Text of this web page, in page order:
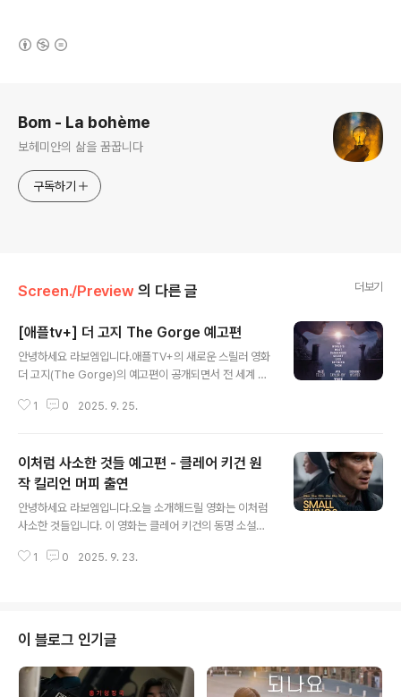
Bom - La bohème
보헤미안의 삶을 꿈꿉니다
구독하기
Screen./Preview 의 다른 글 더보기
[애플tv+] 더 고지 The Gorge 예고편
안녕하세요 라보엠입니다.애플TV+의 새로운 스릴러 영화
더 고지(The Gorge)의 예고편이 공개되면서 전 세계 영
발렌타인데이에 공개 예정인 이 작품은 스릴러, 액션, 공포,
잭 딘출연: 마일스 텔러, 안야 테일러-조이, 시고니 위버, 윌
리엄 휴스턴 외제작: Apple Original Films, Skydance
Media, Lit Entertainment Group, Crooked Highw
ay플랫폼: 애플TV+ (영화)공개일: 2025년 2월 14일 (전
는 이야기입니다..
1 0 2025. 9. 25.
이처럼 사소한 것들 예고편 - 클레어 키건 원
작 킬리언 머피 출연
안녕하세요 라보엠입니다.오늘 소개해드릴 영화는 이처럼
사소한 것들입니다. 이 영화는 클레어 키건의 동명 소설을
을 맡아 기대를 모으고 있습니다. 이 영화는 1985년 아일
탄을 배달하러 간 수녀원에서 한 소녀를 만나면서 흔들리
게 됩니다. 예고편은 영화의 분위기를 잘 전달하고 있습니
다. "사람이 살아가려면 모른 척해야 하는 일도 있는 거
야"라는 대사가 인상적입니다 . 이는 영화의 핵심 주제를
1 0 2025. 9. 23.
이 블로그 인기글